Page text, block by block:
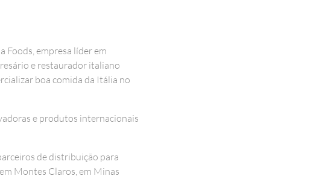
Foods, empresa líder em
e restaurador italiano
boa comida da Itália no
e produtos internacionais
de distribuição para
Montes Claros, em Minas